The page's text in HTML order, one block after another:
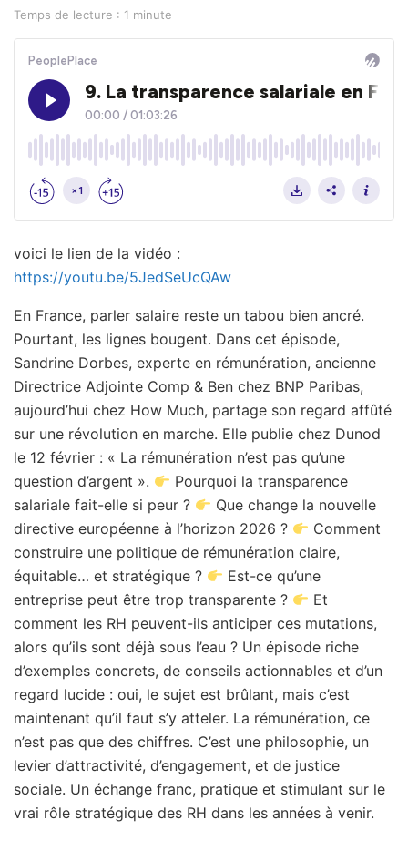
Temps de lecture : 1 minute
voici le lien de la vidéo :
https://youtu.be/5JedSeUcQAw
En France, parler salaire reste un tabou bien ancré.
Pourtant, les lignes bougent. Dans cet épisode,
Sandrine Dorbes, experte en rémunération, ancienne
Directrice Adjointe Comp & Ben chez BNP Paribas,
aujourd’hui chez How Much, partage son regard affûté
sur une révolution en marche. Elle publie chez Dunod
le 12 février : « La rémunération n’est pas qu’une
question d’argent ».
Pourquoi la transparence
salariale fait-elle si peur ?
Que change la nouvelle
directive européenne à l’horizon 2026 ?
Comment
construire une politique de rémunération claire,
équitable… et stratégique ?
Est-ce qu’une
entreprise peut être trop transparente ?
Et
comment les RH peuvent-ils anticiper ces mutations,
alors qu’ils sont déjà sous l’eau ? Un épisode riche
d’exemples concrets, de conseils actionnables et d’un
regard lucide : oui, le sujet est brûlant, mais c’est
maintenant qu’il faut s’y atteler. La rémunération, ce
n’est pas que des chiffres. C’est une philosophie, un
levier d’attractivité, d’engagement, et de justice
sociale. Un échange franc, pratique et stimulant sur le
vrai rôle stratégique des RH dans les années à venir.